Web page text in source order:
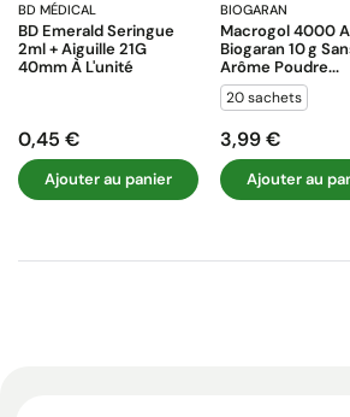
BD MÉDICAL
BD Emerald Seringue
2ml + Aiguille 21G
40mm À L'unité
Prix
0,45 €
Ajouter au panier
BIOGARAN
Macrogol 4000
Biogaran 10 G
Arôme Poudre...
20 sachets
Prix
3,99 €
Ajouter au